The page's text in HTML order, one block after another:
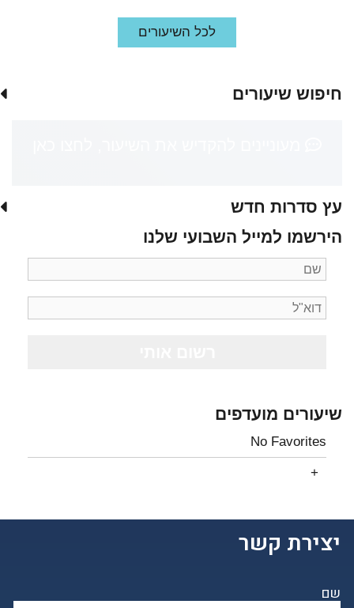
לכל השיעורים
חיפוש שיעורים
עץ סדרות חדש
הירשמו למייל השבועי שלנו
שיעורים מועדפים
No Favorites
יצירת קשר
שם